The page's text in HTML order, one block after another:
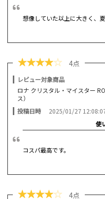
想像していた以上に大きく、
★★★★☆ 4点
レビュー対象商品
ロナ クリスタル・マイスター
ス）
投稿日時
2025/01/27
使
コスパ最高です。
★★★★☆ 4点